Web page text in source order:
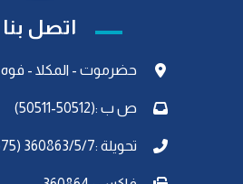
اتصل بنا
حضرموت - المكلا - فوه
ص ب :(50512-50511)
تحويلة :360863/5/7 (009675)